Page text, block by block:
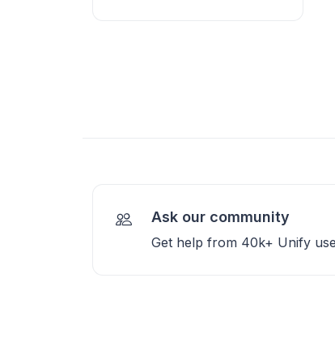
Ask our community
Get help from 40k+ Unify